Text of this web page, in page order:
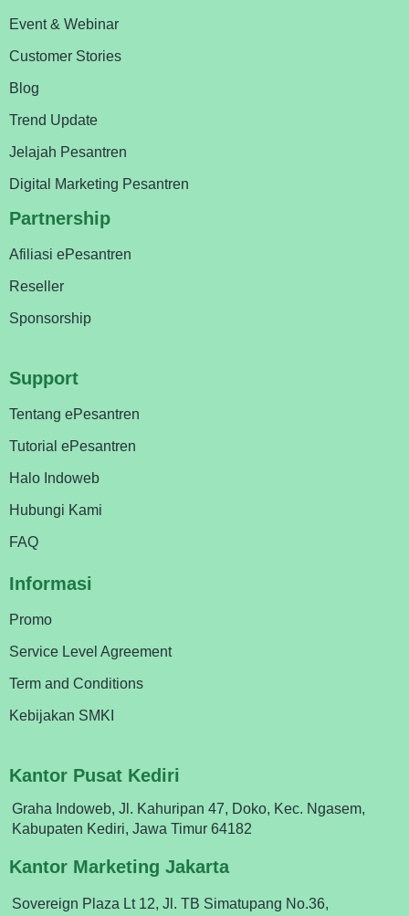
Event & Webinar
Customer Stories
Blog
Trend Update
Jelajah Pesantren
Digital Marketing Pesantren
Partnership
Afiliasi ePesantren
Reseller
Sponsorship
Support
Tentang ePesantren
Tutorial ePesantren
Halo Indoweb
Hubungi Kami
FAQ
Informasi
Promo
Service Level Agreement
Term and Conditions
Kebijakan SMKI
Kantor Pusat Kediri
Graha Indoweb, Jl. Kahuripan 47, Doko, Kec. Ngasem,
Kabupaten Kediri, Jawa Timur 64182
Kantor Marketing Jakarta
Sovereign Plaza Lt 12, Jl. TB Simatupang No.36,